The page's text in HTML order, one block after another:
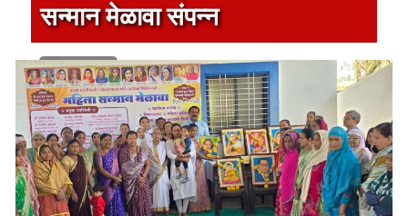
सन्मान मेळावा संपन्न
1 min read